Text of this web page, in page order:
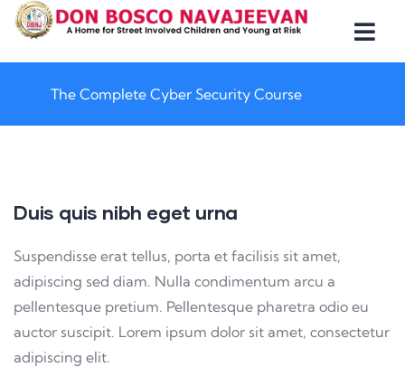
The Complete Cyber Security Course
Duis quis nibh eget urna
Suspendisse erat tellus, porta et facilisis sit amet,
adipiscing sed diam. Nulla condimentum arcu a
pellentesque pretium. Pellentesque pharetra odio eu
auctor suscipit. Lorem ipsum dolor sit amet, consectetur
adipiscing elit.